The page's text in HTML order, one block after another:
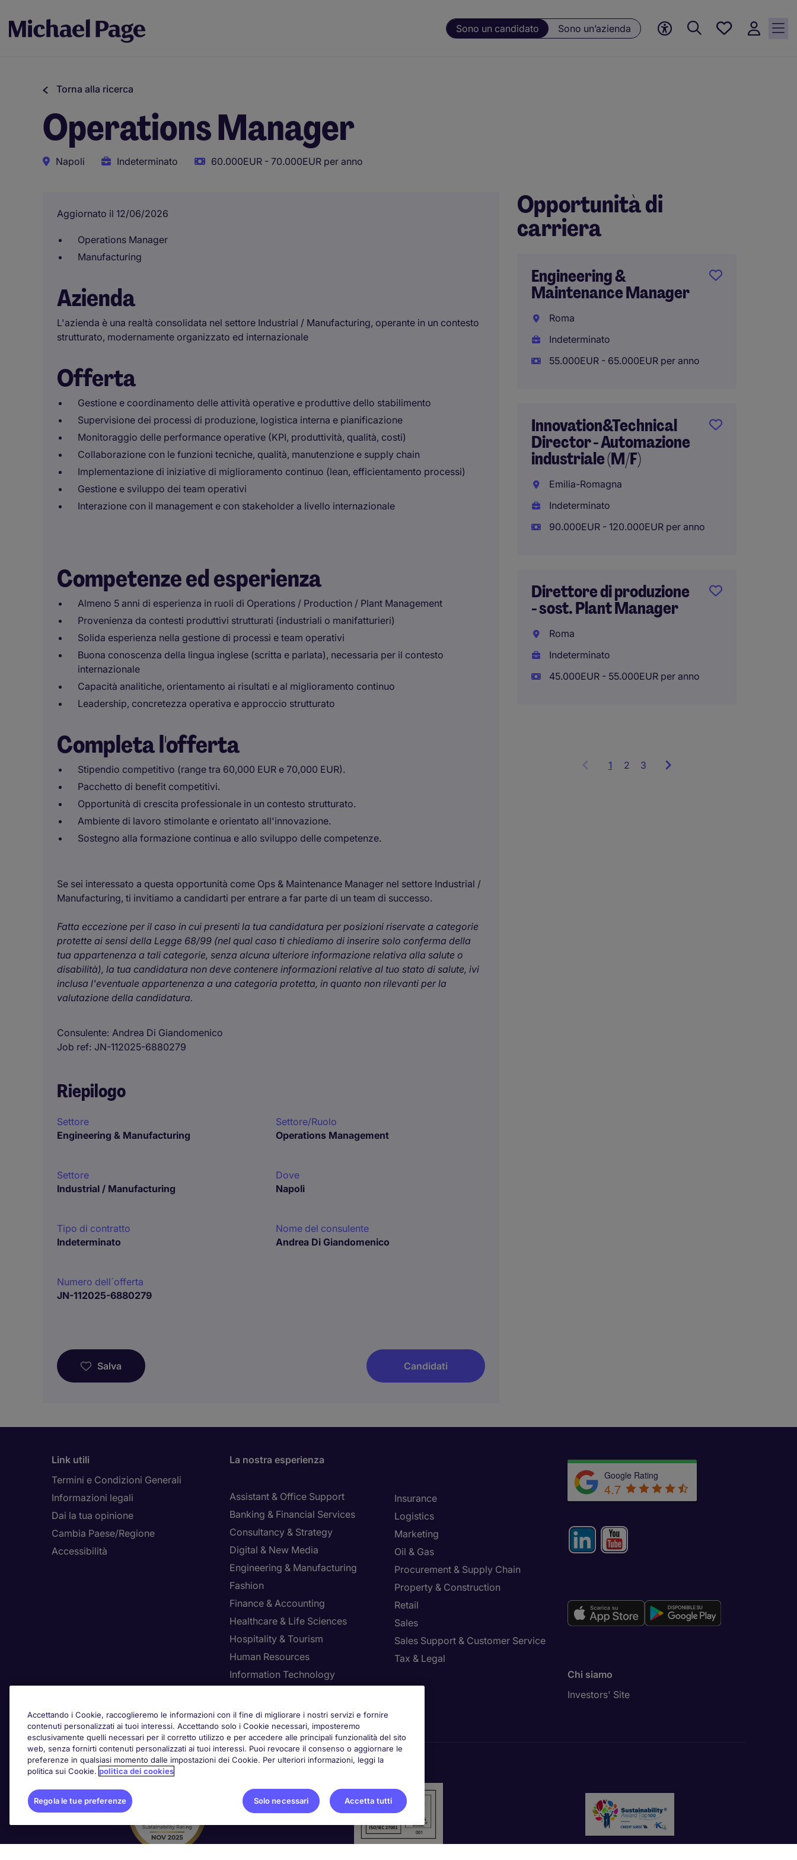
Sono un candidato Sono un’azienda
Preferiti, 0
Torna alla ricerca
Operations Manager
Napoli Indeterminato 60.000EUR - 70.000EUR per anno
Aggiornato il 12/06/2026
Operations Manager
Manufacturing
Azienda
L'azienda è una realtà consolidata nel settore Industrial / Manufacturing, operante in un contesto
strutturato, modernamente organizzato ed internazionale
Offerta
Gestione e coordinamento delle attività operative e produttive dello stabilimento
Supervisione dei processi di produzione, logistica interna e pianificazione
Monitoraggio delle performance operative (KPI, produttività, qualità, costi)
Collaborazione con le funzioni tecniche, qualità, manutenzione e supply chain
Implementazione di iniziative di miglioramento continuo (lean, efficientamento processi)
Gestione e sviluppo dei team operativi
Interazione con il management e con stakeholder a livello internazionale
Competenze ed esperienza
Almeno 5 anni di esperienza in ruoli di Operations / Production / Plant Management
Provenienza da contesti produttivi strutturati (industriali o manifatturieri)
Solida esperienza nella gestione di processi e team operativi
Buona conoscenza della lingua inglese (scritta e parlata), necessaria per il contesto
internazionale
Capacità analitiche, orientamento ai risultati e al miglioramento continuo
Leadership, concretezza operativa e approccio strutturato
Completa l'offerta
Stipendio competitivo (range tra 60,000 EUR e 70,000 EUR).
Pacchetto di benefit competitivi.
Opportunità di crescita professionale in un contesto strutturato.
Ambiente di lavoro stimolante e orientato all'innovazione.
Sostegno alla formazione continua e allo sviluppo delle competenze.
Se sei interessato a questa opportunità come Ops & Maintenance Manager nel settore Industrial /
Manufacturing, ti invitiamo a candidarti per entrare a far parte di un team di successo.
Fatta eccezione per il caso in cui presenti la tua candidatura per posizioni riservate a categorie
protette ai sensi della Legge 68/99 (nel qual caso ti chiediamo di inserire solo conferma della
tua appartenenza a tali categorie, senza alcuna ulteriore informazione relativa alla salute o
disabilità), la tua candidatura non deve contenere informazioni relative al tuo stato di salute, ivi
inclusa l'eventuale appartenenza a una categoria protetta, in quanto non rilevanti per la
valutazione della candidatura.
Consulente Andrea Di Giandomenico
Job ref JN-112025-6880279
Riepilogo
Settore
Engineering & Manufacturing
Settore/Ruolo
Operations Management
Settore
Industrial / Manufacturing
Dove
Napoli
Tipo di contratto
Indeterminato
Nome del consulente
Andrea Di Giandomenico
Numero dell´offerta
JN-112025-6880279
Salva Candidati
Opportunità di
carriera
Engineering &
Maintenance Manager
Roma
Indeterminato
55.000EUR - 65.000EUR per anno
Innovation&Technical
Director - Automazione
industriale (M/F)
Emilia-Romagna
Indeterminato
90.000EUR - 120.000EUR per anno
Direttore di produzione
- sost. Plant Manager
Roma
Indeterminato
45.000EUR - 55.000EUR per anno
1 Showing
2 3
Link utili
Termini e Condizioni Generali
Informazioni legali
Dai la tua opinione
Cambia Paese/Regione
Accessibilità
La nostra esperienza
Assistant & Office Support
Banking & Financial Services
Consultancy & Strategy
Digital & New Media
Engineering & Manufacturing
Fashion
Finance & Accounting
Healthcare & Life Sciences
Hospitality & Tourism
Human Resources
Information Technology
Insurance
Logistics
Marketing
Oil & Gas
Procurement & Supply Chain
Property & Construction
Retail
Sales
Sales Support & Customer Service
Tax & Legal
Regola le tue preferenze
Google Rating
4.7
Chi siamo
Investors' Site
Awards
Accettando i Cookie, raccoglieremo le informazioni con il fine di migliorare i nostri servizi e fornire
contenuti personalizzati ai tuoi interessi. Accettando solo i Cookie necessari, imposteremo
esclusivamente quelli necessari per il corretto utilizzo e per accedere alle principali funzionalità del sito
web, senza fornirti contenuti personalizzati ai tuoi interessi. Puoi revocare il consenso o aggiornare le
preferenze in qualsiasi momento dalle impostazioni dei Cookie. Per ulteriori informazioni, leggi la
politica sui Cookie. politica dei cookies
Regola le tue preferenze Solo necessari Accetta tutti